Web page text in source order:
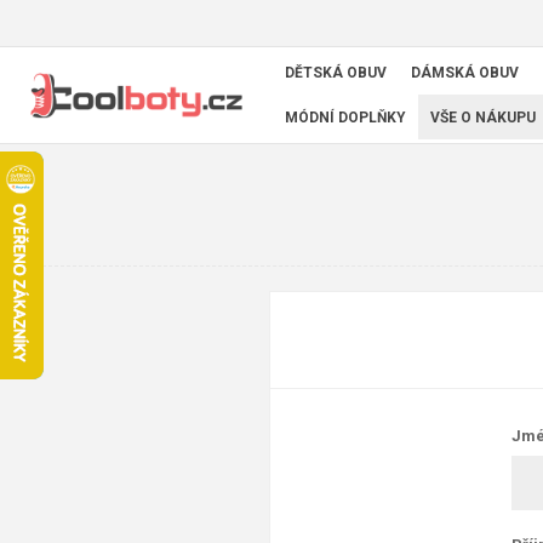
DĚTSKÁ OBUV DÁMSKÁ OBUV
MÓDNÍ DOPLŇKY VŠE O NÁKUPU